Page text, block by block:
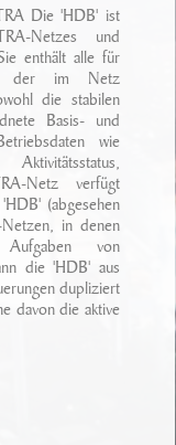
Die 'HDB' ist
Netzes und
enthält alle für
der im Netz
die stabilen
Basis- und
wie
Netz verfügt
(abgesehen
in denen
Aufgaben von
die 'HDB' aus
dupliziert
davon die aktive